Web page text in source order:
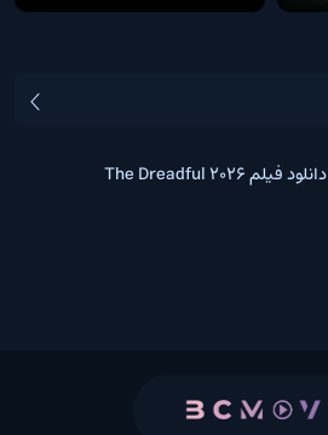
دانلود فیلم The Dreadful 2026